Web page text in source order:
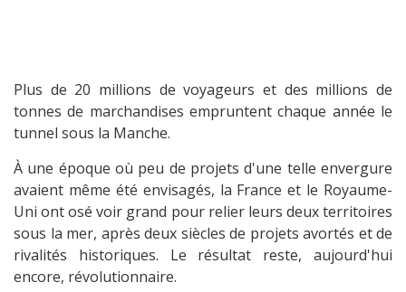
Plus de 20 millions de voyageurs et des millions de
tonnes de marchandises empruntent chaque année le
tunnel sous la Manche.
À une époque où peu de projets d'une telle envergure
avaient même été envisagés, la France et le Royaume-
Uni ont osé voir grand pour relier leurs deux territoires
sous la mer, après deux siècles de projets avortés et de
rivalités historiques. Le résultat reste, aujourd'hui
encore, révolutionnaire.